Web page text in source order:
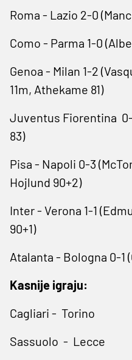
Roma - Lazio 2-0
Como - Parma 1-0
Genoa - Milan 1-2
11m, Athekame ​81)
Juventus Fiorentina
83)
Pisa - Napoli 0-3
Hojlund 90+2)
Inter - Verona 1-1
90+1)
Atalanta - Bologna 0-1
Kasnije igraju:
Cagliari - Torino
Sassuolo - Lecce